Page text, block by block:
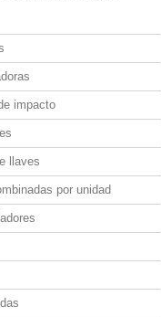
impacto
llaves
por unidad